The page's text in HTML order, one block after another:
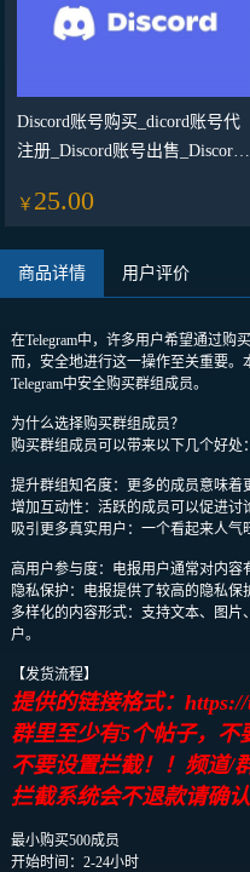
Discord账号购买_dicord账号代
注册_Discord账号出售_Discord
￥ 25.00
商品详情 用户评价
在Telegram中，许多用户希望通过购
而，安全地进行这一操作至关重要
Telegram中安全购买群组成员。
为什么选择购买群组成员？
购买群组成员可以带来以下几个好处：
提升群组知名度：更多的成员意味着
增加互动性：活跃的成员可以促进讨
吸引更多真实用户：一个看起来人气
高用户参与度：电报用户通常对内容
隐私保护：电报提供了较高的隐私保
多样化的内容形式：支持文本、图
户。
【发货流程】
提供的链接格式：
群里至少有5个帖子，不
不要设置拦截！！频道/
拦截系统会不退款请确
最小购买500成员
开始时间：2-24小时